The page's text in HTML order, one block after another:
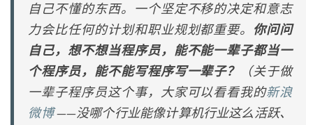
自己不懂的东西。一个坚定不移的决定和意志
力会比任何的计划和职业规划都重要。 你问问
自己，想不想当程序员，能不能一辈子都当一
个程序员，能不能写程序写一辈子？
（关于做
一辈子程序员这个事，大家可以看看我的新浪
微博——没哪个行业能像计算机行业这么活跃、